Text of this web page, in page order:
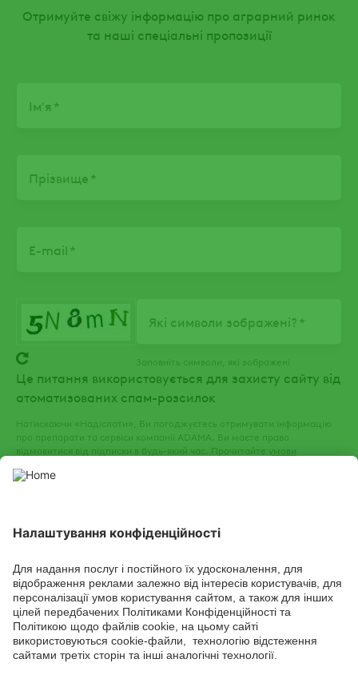
Отримуйте свіжу інформацію про аграрний ринок
та наші спеціальні пропозиції
Ім'я
Прізвище
E-mail
Які символи зображені?
Заповніть символи, які зображені
Це питання використовується для захисту сайту від
атоматизованих спам-розсилок
Натискаючи «Надіслати», Ви погоджуєтесь отримувати інформацію
про препарати та сервіси компанії ADAMA. Ви маєте право
відмовитися від підписки в будь-який час. Прочитайте умови
СОЦІАЛЬНІ СЕРВІСИ
Youtube
Channel
FacebookTikTok